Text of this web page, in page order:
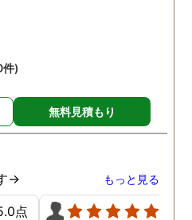
)
無料見積もり
→ もっと見る
点